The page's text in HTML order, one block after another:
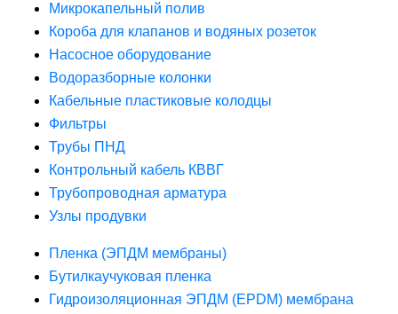
Микрокапельный полив
Короба для клапанов и водяных розеток
Насосное оборудование
Водоразборные колонки
Кабельные пластиковые колодцы
Фильтры
Трубы ПНД
Контрольный кабель КВВГ
Трубопроводная арматура
Узлы продувки
Пленка (ЭПДМ мембраны)
Бутилкаучуковая пленка
Гидроизоляционная ЭПДМ (EPDM) мембрана